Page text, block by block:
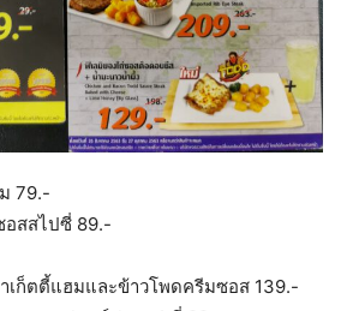
79.-
สสไปซี่ 89.-
เก็ตตี้แฮมและข้าวโพดครีมซอส 139.-